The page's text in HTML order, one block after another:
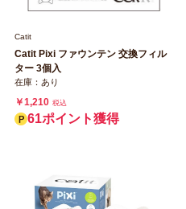
Catit
Catit Pixi ファウンテン 交換フィル
ター 3個入
在庫：あり
￥1,210 税込
61ポイント獲得